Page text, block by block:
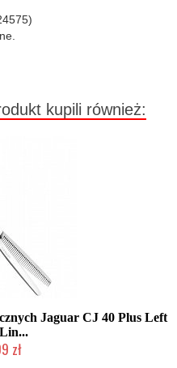
kupili również:
Jaguar CJ 40 Plus Left
zł